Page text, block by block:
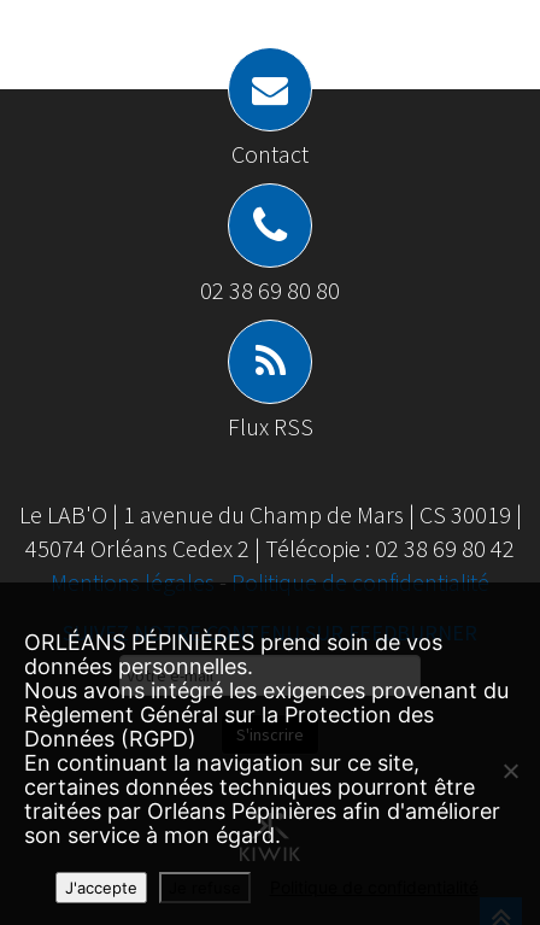
Contact
02 38 69 80 80
Flux RSS
Le LAB'O | 1 avenue du Champ de Mars | CS 30019 |
45074 Orléans Cedex 2 | Télécopie : 02 38 69 80 42
Mentions légales-Politique de confidentialité
SUIVEZ NOTRE CONTENU SUR FEEDBURNER
Email
Subscription
S'inscrire
ORLÉANS PÉPINIÈRES prend soin de vos
données personnelles.
Nous avons intégré les exigences provenant du
Règlement Général sur la Protection des
Données (RGPD)
En continuant la navigation sur ce site,
certaines données techniques pourront être
traitées par Orléans Pépinières afin d'améliorer
son service à mon égard.
J'accepte